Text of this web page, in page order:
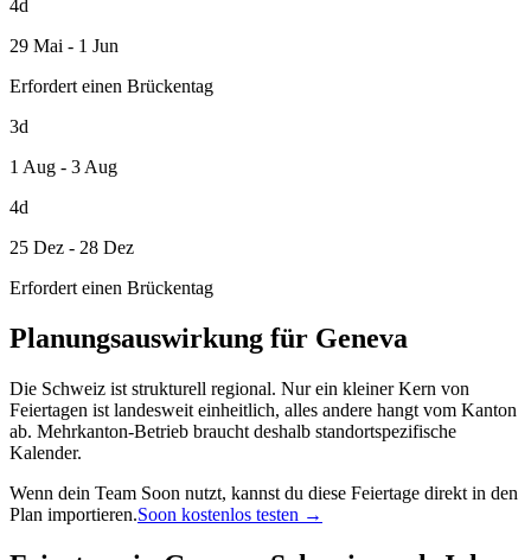
4d
29 Mai - 1 Jun
Erfordert einen Brückentag
3d
1 Aug - 3 Aug
4d
25 Dez - 28 Dez
Erfordert einen Brückentag
Planungsauswirkung für Geneva
Die Schweiz ist strukturell regional. Nur ein kleiner Kern von
Feiertagen ist landesweit einheitlich, alles andere hangt vom Kanton
ab. Mehrkanton-Betrieb braucht deshalb standortspezifische
Kalender.
Wenn dein Team Soon nutzt, kannst du diese Feiertage direkt in den
Plan importieren.Soon kostenlos testen →